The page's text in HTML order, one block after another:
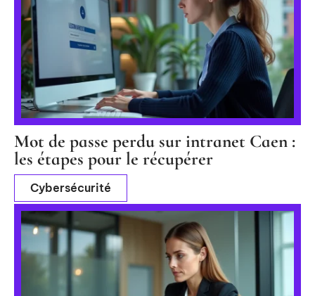
Mot de passe perdu sur intranet Caen :
les étapes pour le récupérer
Cybersécurité